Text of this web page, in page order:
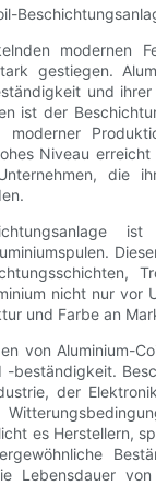
modernen
gestiegen.
und
ist der
moderner
Niveau
die
nicht nur vor
und Farbe an
von Aluminium-
beständigkeit.
der
es Herstellern,
Lebensdauer